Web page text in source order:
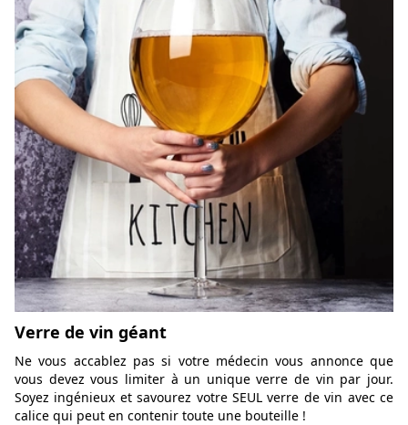
Verre de vin géant
Ne vous accablez pas si votre médecin vous annonce que
vous devez vous limiter à un unique verre de vin par jour.
Soyez ingénieux et savourez votre SEUL verre de vin avec ce
calice qui peut en contenir toute une bouteille !